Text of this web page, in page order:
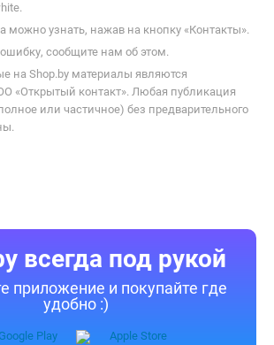
можно узнать, нажав на кнопку «Контакты».
сообщите нам об этом.
на Shop.by материалы являются
«Открытый контакт». Любая публикация
или частичное) без предварительного
всегда под рукой
приложение и покупайте где
удобно :)